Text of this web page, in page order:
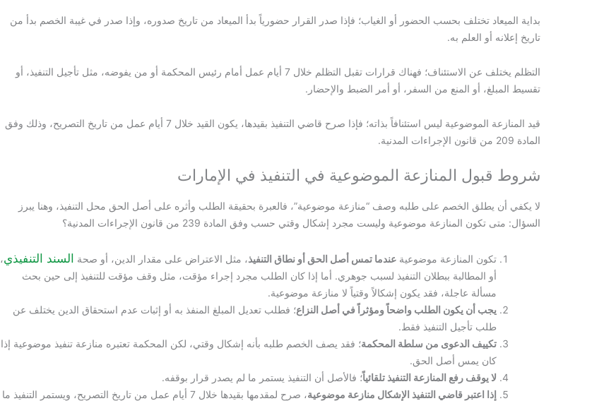
بداية الميعاد تختلف بحسب الحضور أو الغياب؛ فإذا صدر القرار حضورياً بدأ الميعاد من تاريخ صدوره، وإذا صدر في غيبة الخصم بدأ من
تاريخ إعلانه أو العلم به.
التظلم يختلف عن الاستئناف؛ فهناك قرارات تقبل التظلم خلال 7 أيام عمل أمام رئيس المحكمة أو من يفوضه، مثل تأجيل التنفيذ، أو
تقسيط المبلغ، أو المنع من السفر، أو أمر الضبط والإحضار.
قيد المنازعة الموضوعية ليس استئنافاً بذاته؛ فإذا صرح قاضي التنفيذ بقيدها، يكون القيد خلال 7 أيام عمل من تاريخ التصريح، وذلك وفق
المادة 209 من قانون الإجراءات المدنية.
شروط قبول المنازعة الموضوعية في التنفيذ في الإمارات
لا يكفي أن يطلق الخصم على طلبه وصف “منازعة موضوعية”، فالعبرة بحقيقة الطلب وأثره على أصل الحق محل التنفيذ، وهنا يبرز
السؤال: متى تكون المنازعة موضوعية وليست مجرد إشكال وقتي حسب وفق المادة 239 من قانون الإجراءات المدنية؟
تكون المنازعة موضوعية عندما تمس أصل الحق أو نطاق التنفيذ، مثل الاعتراض على مقدار الدين، أو صحة السند التنفيذي،
أو المطالبة ببطلان التنفيذ لسبب جوهري. أما إذا كان الطلب مجرد إجراء مؤقت، مثل وقف مؤقت للتنفيذ إلى حين بحث
مسألة عاجلة، فقد يكون إشكالاً وقتياً لا منازعة موضوعية.
يجب أن يكون الطلب واضحاً ومؤثراً في أصل النزاع؛ فطلب تعديل المبلغ المنفذ به أو إثبات عدم استحقاق الدين يختلف عن
طلب تأجيل التنفيذ فقط.
تكييف الدعوى من سلطة المحكمة؛ فقد يصف الخصم طلبه بأنه إشكال وقتي، لكن المحكمة تعتبره منازعة تنفيذ موضوعية إذا
كان يمس أصل الحق.
لا يوقف رفع المنازعة التنفيذ تلقائياً؛ فالأصل أن التنفيذ يستمر ما لم يصدر قرار بوقفه.
إذا اعتبر قاضي التنفيذ الإشكال منازعة موضوعية
، صرح لمقدمها بقيدها خلال 7 أيام عمل من تاريخ التصريح، ويستمر التنفيذ ما